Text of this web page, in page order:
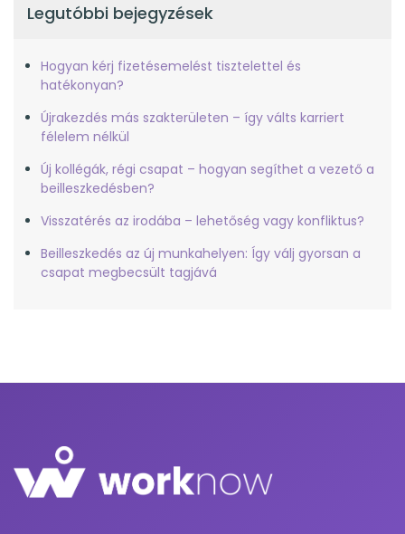
Legutóbbi bejegyzések
Hogyan kérj fizetésemelést tisztelettel és
hatékonyan?
Újrakezdés más szakterületen – így válts karriert
félelem nélkül
Új kollégák, régi csapat – hogyan segíthet a vezető a
beilleszkedésben?
Visszatérés az irodába – lehetőség vagy konfliktus?
Beilleszkedés az új munkahelyen: Így válj gyorsan a
csapat megbecsült tagjává